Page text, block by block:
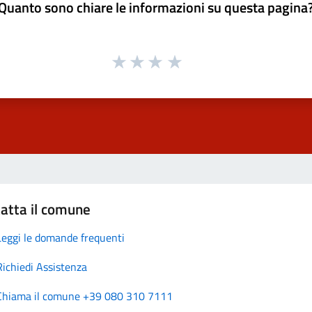
sono chiare le informazioni su questa
il comune
le domande frequenti
Assistenza
il comune +39 080 310 7111